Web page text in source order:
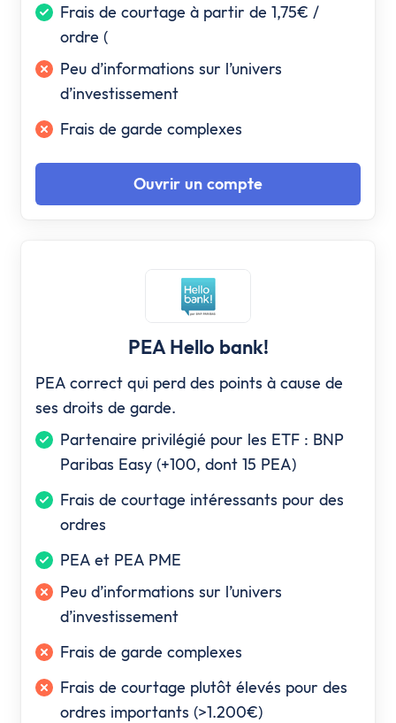
Frais de courtage à partir de 1,75€ /
ordre (
Peu d’informations sur l’univers
d’investissement
Frais de garde complexes
Ouvrir un compte
PEA Hello bank!
PEA correct qui perd des points à cause de
ses droits de garde.
Partenaire privilégié pour les ETF : BNP
Paribas Easy (+100, dont 15 PEA)
Frais de courtage intéressants pour des
ordres
PEA et PEA PME
Peu d’informations sur l’univers
d’investissement
Frais de garde complexes
Frais de courtage plutôt élevés pour des
ordres importants (>1.200€)